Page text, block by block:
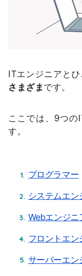
ITエンジニアとひ
さまざまです。
ここでは、9つの
す。
プログラマー
システムエン
Webエンジニ
フロントエン
サーバーエン